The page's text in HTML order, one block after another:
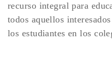
recurso integral para
todos aquellos
los estudiantes en los